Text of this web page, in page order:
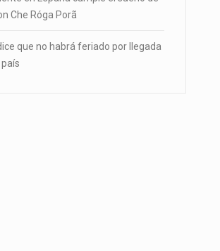
Che Róga Porã
que no habrá feriado por llegada